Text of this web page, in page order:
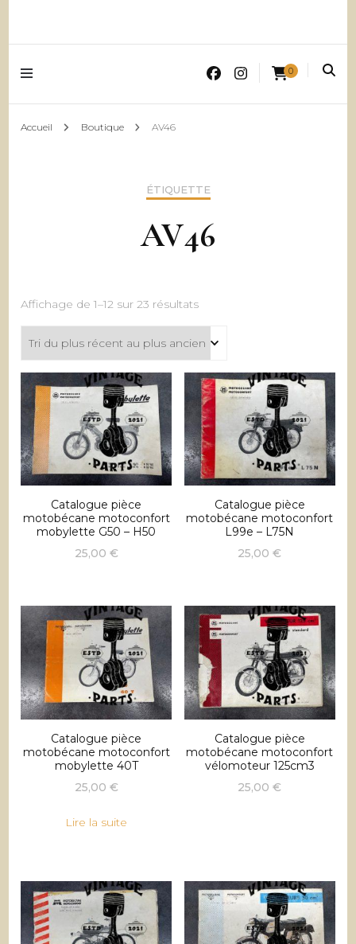
0
Accueil Boutique AV46
ÉTIQUETTE
AV46
Affichage de 1–12 sur 23 résultatsTrié
plus
récent
au
plus
ancien
Catalogue pièce
motobécane motoconfort
mobylette G50 – H50
25,00 €
Catalogue pièce
motobécane motoconfort
L99e – L75N
25,00€
Catalogue pièce
motobécane motoconfort
mobylette 40T
25,00 €
Lire la suite
Catalogue pièce
motobécane motoconfort
vélomoteur 125cm3
25,00€